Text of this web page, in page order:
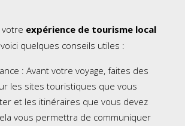
votre expérience de tourisme local
voici quelques conseils utiles :
: Avant votre voyage, faites des
les sites touristiques que vous
et les itinéraires que vous devez
vous permettra de communiquer